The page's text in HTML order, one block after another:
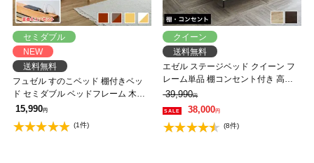
セミダブル
NEW
送料無料
フュゼル すのこベッド 棚付きベッ
ド セミダブル ベッドフレーム 木製
棚付き コンセント 低ホルムアルデ
ヒド
15,990円
(1件)
クイーン
送料無料
エゼル ステージベッド クイーン フ
レーム単品 棚コンセント付き 高さ
２段階調整 すのこベッド ステージ
ベッド 脚付きベッド 【大型家具配
送】
39,990円
38,000円
(8件)